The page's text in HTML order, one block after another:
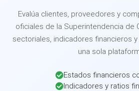
Evalúa clientes, proveedores y
oficiales de la Superintendencia de
sectoriales, indicadores financieros
una sola
Estados financieros
Indicadores y ratios